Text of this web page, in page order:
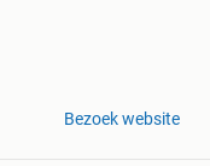
Bezoek website